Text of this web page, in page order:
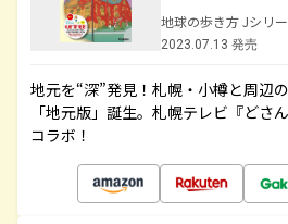
地球の歩き方 Jシリー
2023.07.13 発売
地元を“深”発見！札幌・小樽と周辺
「地元版」誕生。札幌テレビ『どさ
コラボ！